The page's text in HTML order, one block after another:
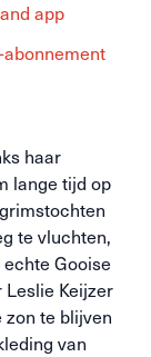
haar
lange tijd op
te vluchten,
Gooise
Keijzer
zon te blijven
van
app